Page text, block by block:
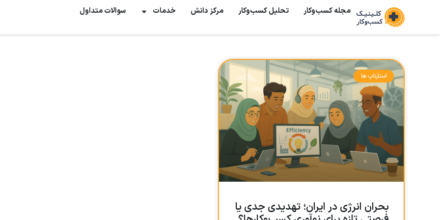
مجله کسب‌وکار تحلیل کسب‌و‌کار مرکز دانش خدمات سوالات متداول
استارتاپ ها
بحران انرژی در ایران؛ تهدیدی جدی یا